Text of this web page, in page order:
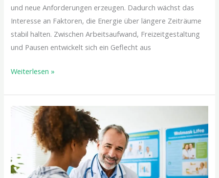
und neue Anforderungen erzeugen. Dadurch wächst das
Interesse an Faktoren, die Energie über längere Zeiträume
stabil halten. Zwischen Arbeitsaufwand, Freizeitgestaltung
und Pausen entwickelt sich ein Geflecht aus
Weiterlesen »
Hausarzt
hilft,